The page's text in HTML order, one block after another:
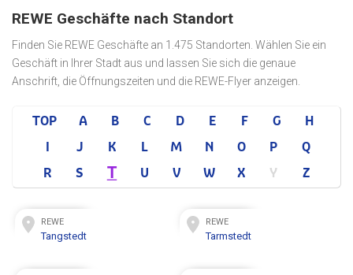
REWE Geschäfte nach Standort
Finden Sie REWE Geschäfte an 1.475 Standorten. Wählen Sie ein
Geschäft in Ihrer Stadt aus und lassen Sie sich die genaue
Anschrift, die Öffnungszeiten und die REWE-Flyer anzeigen.
TOP A B C D E F G
H
I
J K L M N O P
Q
R
S T U V W X Y Z
REWE
Tangstedt
REWE
Tarmstedt